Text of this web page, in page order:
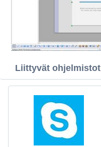
Liittyvät ohjelmistot